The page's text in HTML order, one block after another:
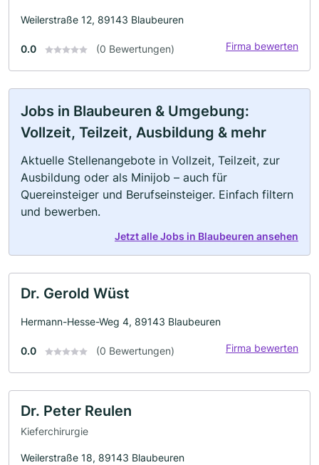
Weilerstraße 12, 89143 Blaubeuren
0.0 (0 Bewertungen) Firma bewerten
Jobs in Blaubeuren & Umgebung:
Vollzeit, Teilzeit, Ausbildung & mehr
Aktuelle Stellenangebote in Vollzeit, Teilzeit, zur
Ausbildung oder als Minijob – auch für
Quereinsteiger und Berufseinsteiger. Einfach filtern
und bewerben.
Jetzt alle Jobs in Blaubeuren ansehen
Dr. Gerold Wüst
Hermann-Hesse-Weg 4, 89143 Blaubeuren
0.0 (0 Bewertungen) Firma bewerten
Dr. Peter Reulen
Kieferchirurgie
Weilerstraße 18, 89143 Blaubeuren